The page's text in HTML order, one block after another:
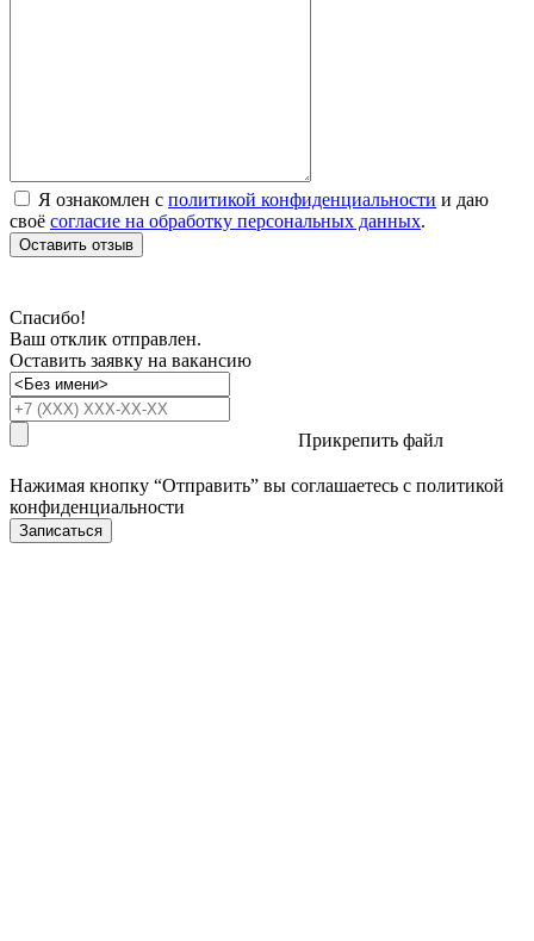
Я ознакомлен с политикой конфиденциальности и даю
своё согласие на обработку персональных данных.
Оставить отзыв
Спасибо!
Ваш отклик отправлен.
Оставить заявку на вакансию
Прикрепить файл
Нажимая кнопку “Отправить” вы соглашаетесь с политикой
конфиденциальности
Записаться